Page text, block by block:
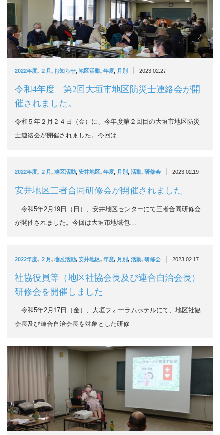
2022年度, ２月, お知らせ, 地区活動, 年度, 月別 | 2023.02.27
令和4年度 第2回大垣市地区防災士連絡会が開
催されました。
令和５年２月２４日（金）に、今年度第２回目の大垣市地区防災
士連絡会が開催されました。今回は…
2022年度, ２月, 地区活動, 安井地区, 年度, 月別, 活動, 研修会 | 2023.02.19
安井地区三者合同研修会が開催されました
令和5年2月19日（日）、安井地区センターにて三者合同研修会
が開催されました。今回は大垣市地域包…
2022年度, ２月, 地区活動, 安井地区, 年度, 月別, 活動, 研修会 | 2023.02.17
社協役員等（地区社協会長及び連合自治会長）
研修会を開催しました
令和5年2月17日（金）、大垣フォーラムホテルにて、地区社協
会長及び連合自治会長を対象とした研修…